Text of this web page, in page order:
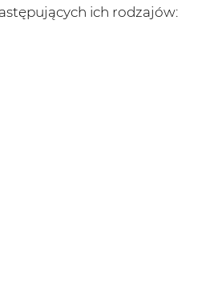
ich rodzajów: